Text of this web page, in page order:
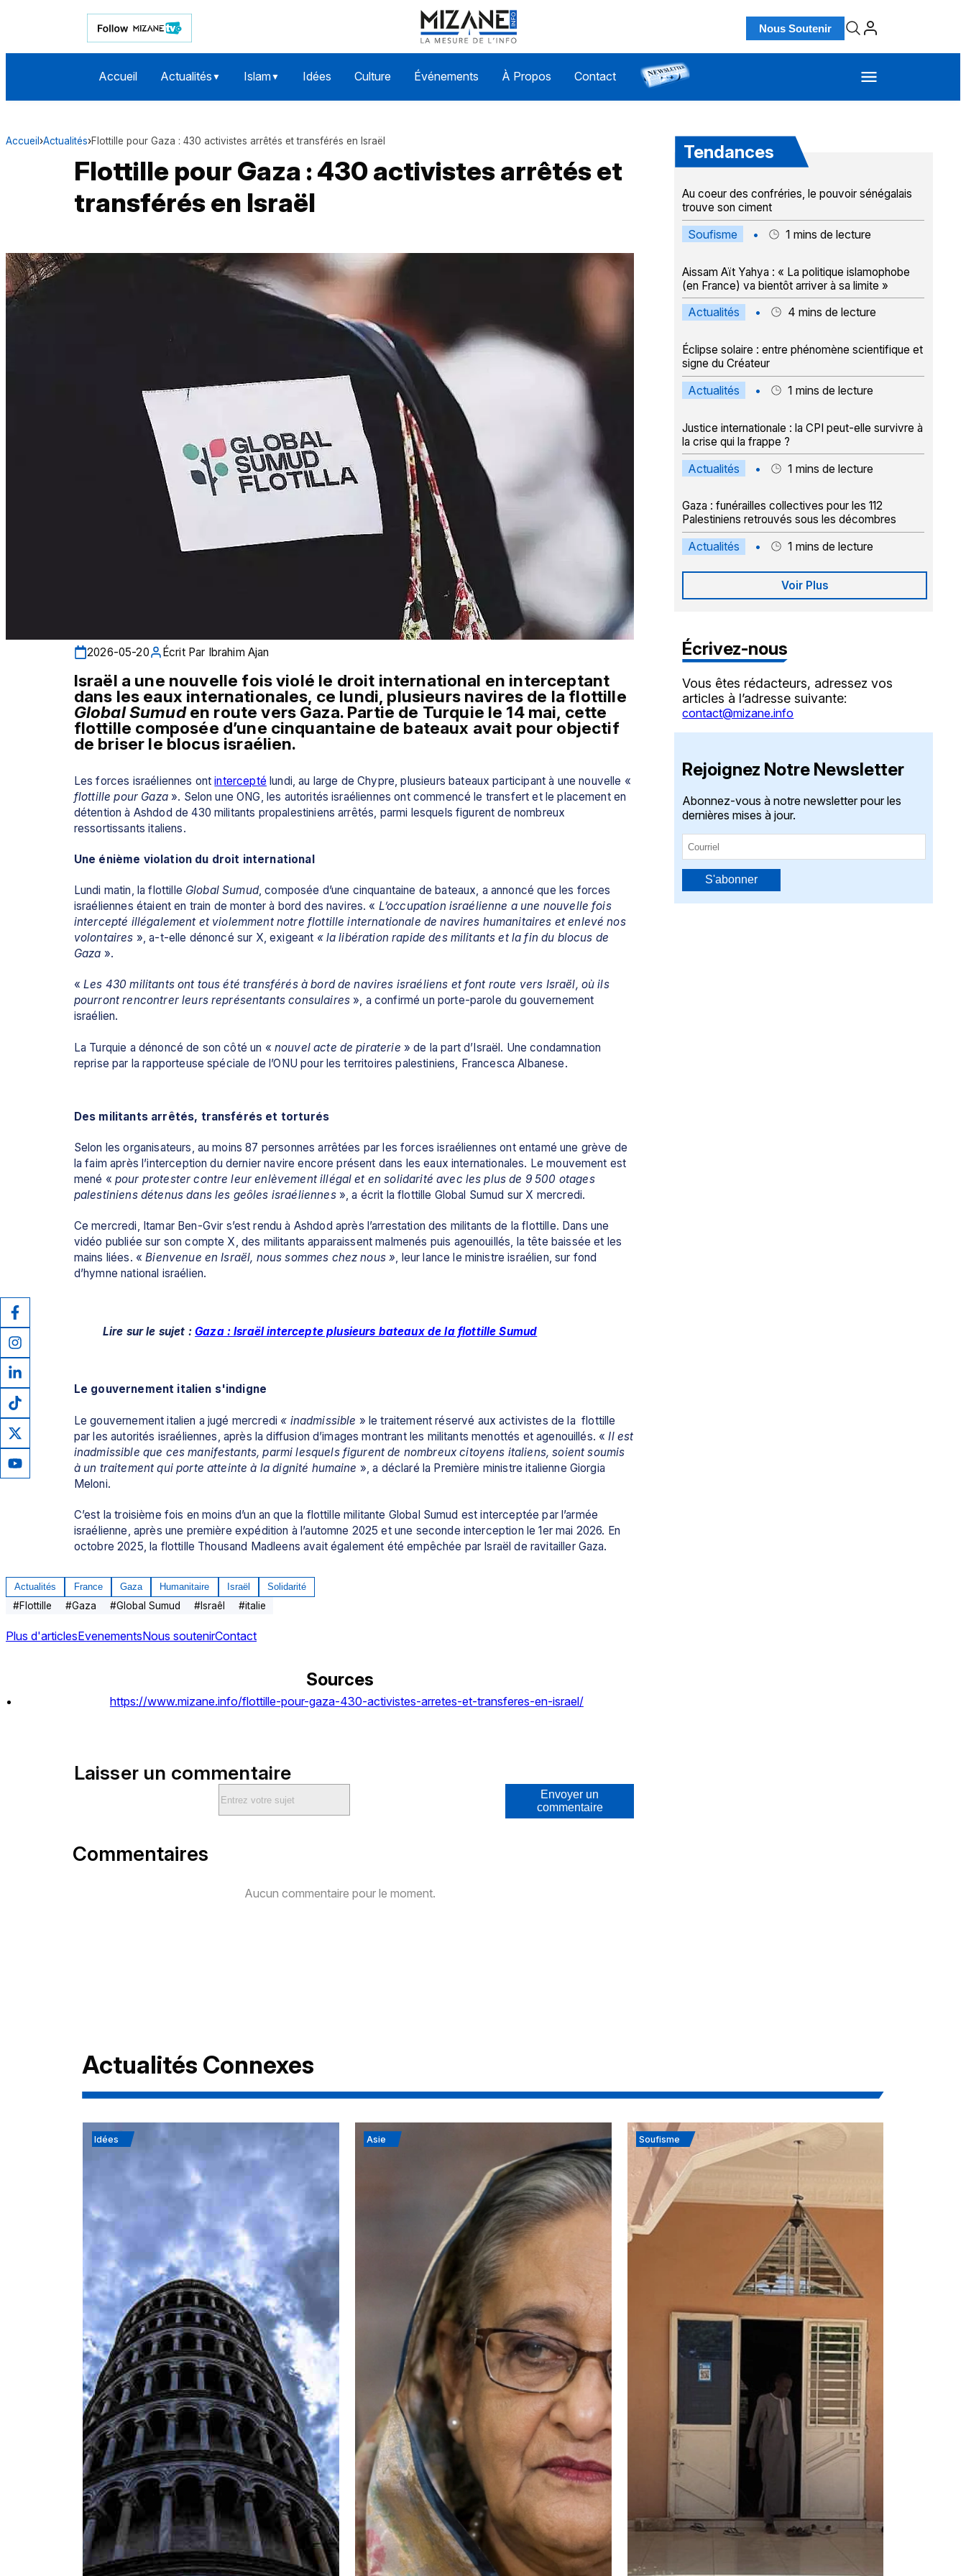
Nous Soutenir
Accueil Actualités ▼ Islam▼ Idées Culture Événements À Propos Contact
Accueil ›Actualités›Flottille pour Gaza : 430 activistes arrêtés et transférés en Israël
Flottille pour Gaza : 430 activistes arrêtés et
transférés en Israël
2026-05-20 Écrit Par Ibrahim Ajan
Israël a une nouvelle fois violé le droit international en interceptant
Global Sumud en route vers Gaza. Partie de Turquie le 14 mai, cette
flottille composée d’une cinquantaine de bateaux avait pour objectif
de briser le blocus israélien.
Les forces israéliennes ont intercepté lundi, au large de Chypre
flottille pour Gaza ». Selon une ONG, les autorités israéliennes ont commencé le transfert et le placement en
détention à Ashdod de 430 militants propalestiniens arrêtés, parmi lesquels figurent de nombreux
ressortissants italiens.
Une énième violation du droit international
Lundi matin, la flottille Global Sumud, composée d’une cinquantaine de bateaux, a annoncé que les forces
israéliennes étaient en train de monter à bord des navires. « L’occupation israélienne a une nouvelle fois
intercepté illégalement et violemment notre flottille internationale de navires humanitaires et enlevé nos
volontaires », a-t-elle dénoncé sur X, exigeant « la libération rapide des militants et la fin du blocus de
Gaza ».
« Les 430 militants ont tous été transférés à bord de navires israéliens et font route vers Israël, où ils
pourront rencontrer leurs représentants consulaires », a confirmé un porte-parole du gouvernement
israélien.
La Turquie a dénoncé de son côté un « nouvel acte de piraterie » de la part d’Israël. Une condamnation
reprise par la rapporteuse spéciale de l’ONU pour les territoires palestiniens, Francesca Albanese.
Des militants arrêtés, transférés et torturés
Selon les organisateurs, au moins 87 personnes arrêtées par les forces israéliennes ont entamé une grève de
la faim après l’interception du dernier navire encore présent dans les eaux internationales. Le mouvement est
mené « pour protester contre leur enlèvement illégal et en solidarité avec les plus de 9 500 otages
palestiniens détenus dans les geôles israéliennes », a écrit la flottille Global Sumud sur X mercredi.
Ce mercredi, Itamar Ben-Gvir s’est rendu à Ashdod après l’arrestation des militants de la flottille. Dans une
vidéo publiée sur son compte X, des militants apparaissent malmenés puis agenouillés, la tête baissée et les
mains liées. « Bienvenue en Israël, nous sommes chez nous », leur lance le ministre israélien, sur fond
d’hymne national israélien.
Lire sur le sujet : Gaza : Israël intercepte plusieurs bateaux de la flottille Sumud
Le gouvernement italien s'indigne
Le gouvernement italien a jugé mercredi « inadmissible » le traitement réservé aux activistes de la  flottille
par les autorités israéliennes, après la diffusion d’images montrant les militants menottés et agenouillés. « Il est
inadmissible que ces manifestants, parmi lesquels figurent de nombreux citoyens italiens, soient soumis
à un traitement qui porte atteinte à la dignité humaine », a déclaré la Première ministre italienne Giorgia
Meloni.
C’est la troisième fois en moins d’un an que la flottille militante Global Sumud est interceptée par l’armée
israélienne, après une première expédition à l’automne 2025 et une seconde interception le 1er mai 2026. En
octobre 2025, la flottille Thousand Madleens avait également été empêchée par Israël de ravitailler Gaza.
Actualités France Gaza Humanitaire Israël Solidarité
#Flottille #Gaza #Global Sumud #Israêl #italie
Plus d'articlesEvenementsNous soutenirContact
Sources
https://www.mizane.info/flottille-pour-gaza-430-activistes-arretes-et-transferes-en-israel/
Laisser un commentaire
Envoyer un
commentaire
Commentaires
Aucun commentaire pour le moment.
Tendances
Au coeur des confréries, le pouvoir sénégalais
trouve son ciment
Soufisme • 1 mins de lecture
Aissam Aït Yahya : « La politique islamophobe
(en France) va bientôt arriver à sa limite »
Actualités • 4 mins de lecture
Éclipse solaire : entre phénomène scientifique et
signe du Créateur
Actualités • 1 mins de lecture
Justice internationale : la CPI peut-elle survivre à
la crise qui la frappe ?
Actualités • 1 mins de lecture
Gaza : funérailles collectives pour les 112
Palestiniens retrouvés sous les décombres
Actualités • 1 mins de lecture
Voir Plus
Écrivez-nous
Vous êtes rédacteurs, adressez vos
articles à l’adresse suivante:
contact@mizane.info
Rejoignez Notre Newsletter
Abonnez-vous à notre newsletter pour les
dernières mises à jour.
S'abonner
Actualités Connexes
Idées Asie Soufisme